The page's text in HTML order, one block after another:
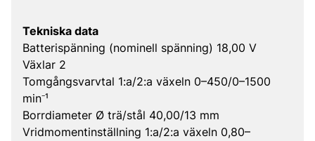
Tekniska data
Batterispänning (nominell spänning) 18,00 V
Växlar 2
Tomgångsvarvtal 1:a/2:a växeln 0–450/0–1500
min⁻¹
Borrdiameter Ø trä/stål 40,00/13 mm
Vridmomentinställning 1:a/2:a växeln 0,80–